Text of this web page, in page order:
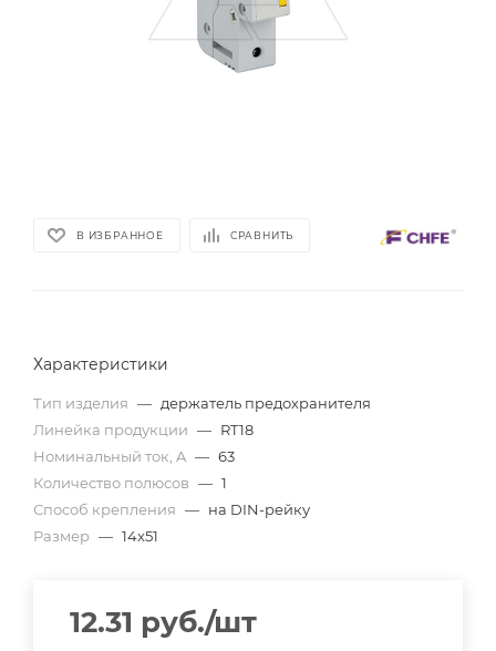
В ИЗБРАННОЕ СРАВНИТЬ
Характеристики
Тип изделия — держатель предохранителя
Линейка продукции — RT18
Номинальный ток, A — 63
Количество полюсов — 1
Способ крепления — на DIN-рейку
Размер — 14x51
12.31 руб./шт